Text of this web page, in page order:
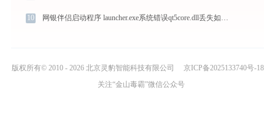
10 网银伴侣启动程序 launcher.exe系统错误qt5core.dll丢失如何解决
版权所有© 2010 - 2026 北京灵豹智能科技有限公司
京ICP备2025133740号-18
关注“金山毒霸”微信公众号